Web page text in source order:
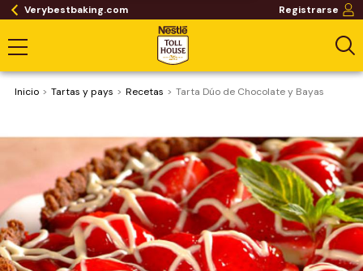
Verybestbaking.com Registrarse
Inicio Tartas y pays Recetas Tarta Dúo de Chocolate y Bayas